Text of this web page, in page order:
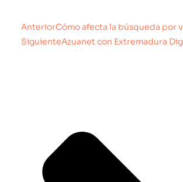
AnteriorCómo afecta la búsqueda por
SiguienteAzuanet con Extremadura